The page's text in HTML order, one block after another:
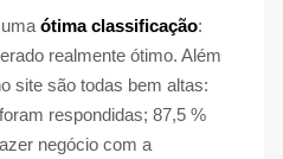
ótima classificação:
realmente ótimo. Além
site são todas bem altas:
respondidas; 87,5 %
negócio com a